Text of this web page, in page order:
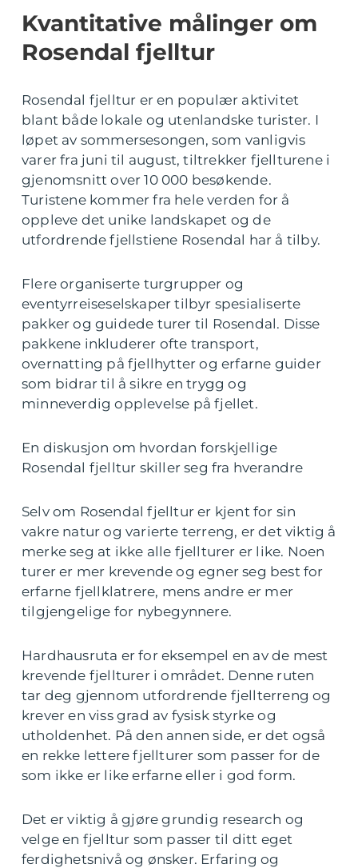
Kvantitative målinger om
Rosendal fjelltur
Rosendal fjelltur er en populær aktivitet
blant både lokale og utenlandske turister. I
løpet av sommersesongen, som vanligvis
varer fra juni til august, tiltrekker fjellturene i
gjenomsnitt over 10 000 besøkende.
Turistene kommer fra hele verden for å
oppleve det unike landskapet og de
utfordrende fjellstiene Rosendal har å tilby.
Flere organiserte turgrupper og
eventyrreiseselskaper tilbyr spesialiserte
pakker og guidede turer til Rosendal. Disse
pakkene inkluderer ofte transport,
overnatting på fjellhytter og erfarne guider
som bidrar til å sikre en trygg og
minneverdig opplevelse på fjellet.
En diskusjon om hvordan forskjellige
Rosendal fjelltur skiller seg fra hverandre
Selv om Rosendal fjelltur er kjent for sin
vakre natur og varierte terreng, er det viktig å
merke seg at ikke alle fjellturer er like. Noen
turer er mer krevende og egner seg best for
erfarne fjellklatrere, mens andre er mer
tilgjengelige for nybegynnere.
Hardhausruta er for eksempel en av de mest
krevende fjellturer i området. Denne ruten
tar deg gjennom utfordrende fjellterreng og
krever en viss grad av fysisk styrke og
utholdenhet. På den annen side, er det også
en rekke lettere fjellturer som passer for de
som ikke er like erfarne eller i god form.
Det er viktig å gjøre grundig research og
velge en fjelltur som passer til ditt eget
ferdighetsnivå og ønsker. Erfaring og